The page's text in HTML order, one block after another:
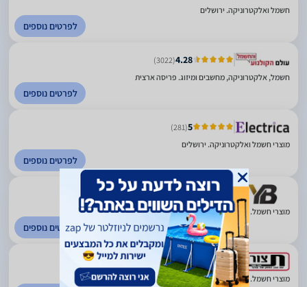
חשמל ואלקטרוניקה. ירושלים
לפרטים נוספים
4.28
(3022)
חשמל, אלקטרוניקה, מחשבים ומיזוג. פריסה ארצית
לפרטים נוספים
5
(281)
מוצרי חשמל ואלקטרוניקה. ירושלים
לפרטים נוספים
5
(414)
מוצרי חשמל. ביתר עילית
לפרטים נוספים
5
(9)
מוצרי חשמל. בני ברק